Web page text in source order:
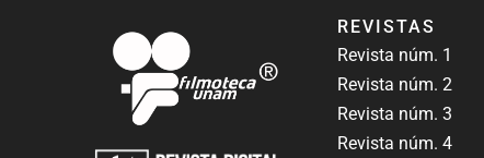
o
k
REVISTAS
Revista núm. 1
Revista núm. 2
Revista núm. 3
Revista núm. 4